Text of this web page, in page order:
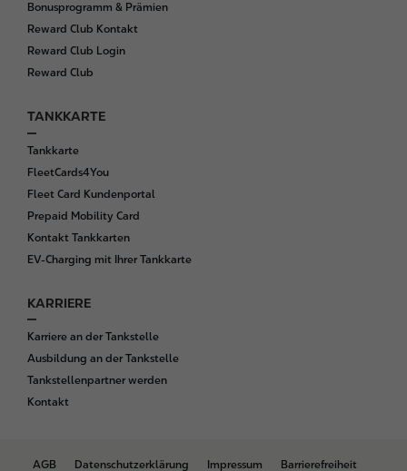
Bonusprogramm & Prämien
Reward Club Kontakt
Reward Club Login
Reward Club
TANKKARTE
Tankkarte
FleetCards4You
Fleet Card Kundenportal
Prepaid Mobility Card
Kontakt Tankkarten
EV-Charging mit Ihrer Tankkarte
KARRIERE
Karriere an der Tankstelle
Ausbildung an der Tankstelle
Tankstellenpartner werden
Kontakt
B
AGB Datenschutzerklärung Impressum Barrierefreiheit